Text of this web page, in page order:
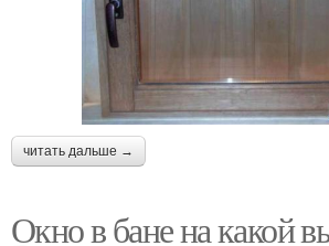
читать дальше →
Окно в бане на какой